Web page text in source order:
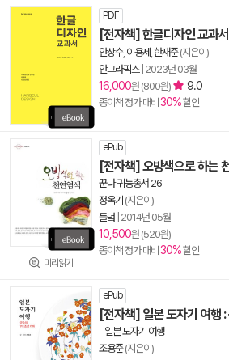
PDF
[전자책] 한글디자인 교과서
안상수, 이용제 한재준(지은이)
안그라픽스| 2023년 03월
16,000원 (800원) 9.0
종이책 정가 대비 30%할인
미리읽기
ePub
[전자책] 오방색으로 하는
꾼다 귀농총서 26
정옥기 (지은이)
들녘 2014년 05월
10,500원 (520원)
종이책 정가 대비 30%할인
ePub
[전자책] 일본 도자기 여행
- 일본 도자기 여행
조용준(지은이)